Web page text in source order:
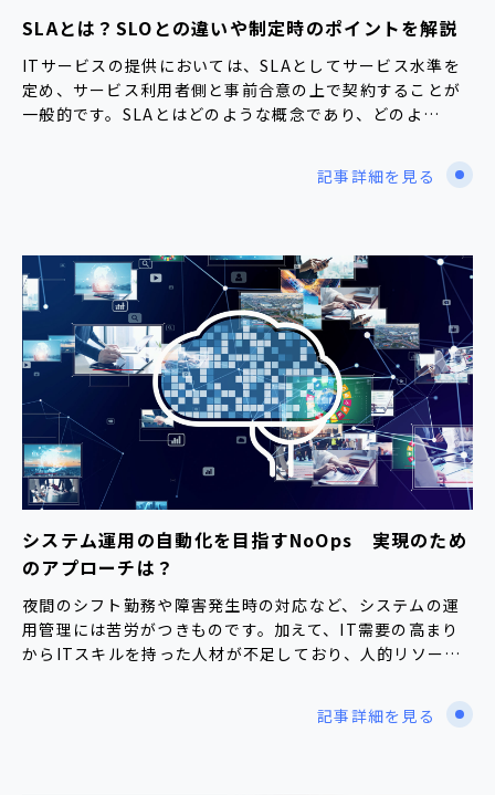
SLAとは？SLOとの違いや制定時のポイントを解説
ITサービスの提供においては、SLAとしてサービス水準を
定め、サービス利用者側と事前合意の上で契約することが
一般的です。SLAとはどのような概念であり、どのよ…
記事詳細を見る
システム運用の自動化を目指すNoOps 実現のため
のアプローチは？
夜間のシフト勤務や障害発生時の対応など、システムの運
用管理には苦労がつきものです。加えて、IT需要の高まり
からITスキルを持った人材が不足しており、人的リソー…
記事詳細を見る